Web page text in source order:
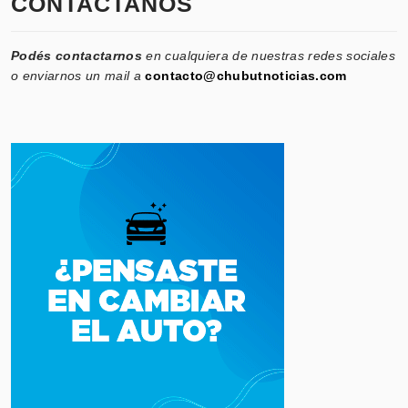
Podés contactarnos en cualquiera de nuestras redes sociales
o enviarnos un mail acontacto@chubutnoticias.com